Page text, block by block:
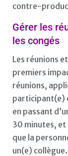
contre-
Gérer les
les congés
Les réunions
premiers
réunions,
participant(e)
en passant
30 minutes,
que la
un(e) collègue.